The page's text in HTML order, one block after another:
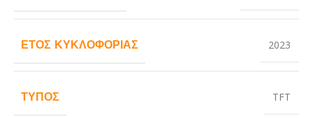
ΈΤΟΣ ΚΥΚΛΟΦΟΡΊΑΣ 2023
ΤΎΠΟΣ TFT